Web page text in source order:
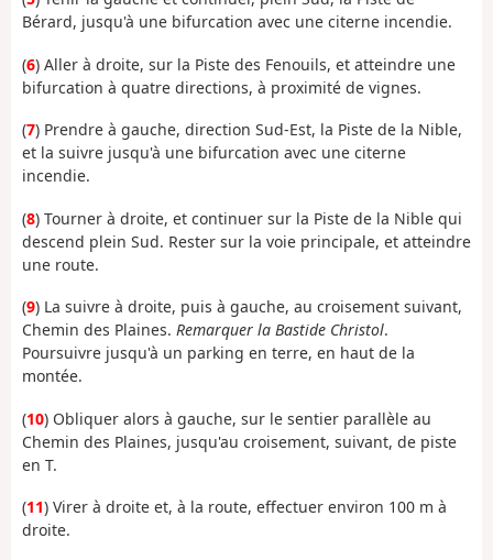
Bérard, jusqu'à une bifurcation avec une citerne incendie.
(6) Aller à droite, sur la Piste des Fenouils, et atteindre une
bifurcation à quatre directions, à proximité de vignes.
(7) Prendre à gauche, direction Sud-Est, la Piste de la Nible,
et la suivre jusqu'à une bifurcation avec une citerne
incendie.
(8) Tourner à droite, et continuer sur la Piste de la Nible qui
descend plein Sud. Rester sur la voie principale, et atteindre
une route.
(9) La suivre à droite, puis à gauche, au croisement suivant,
Chemin des Plaines. Remarquer la Bastide Christol.
Poursuivre jusqu'à un parking en terre, en haut de la
montée.
(10) Obliquer alors à gauche, sur le sentier parallèle au
Chemin des Plaines, jusqu'au croisement, suivant, de piste
en T.
(11) Virer à droite et, à la route, effectuer environ 100 m à
droite.